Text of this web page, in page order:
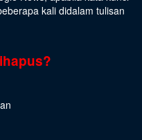
kali didalam tulisan